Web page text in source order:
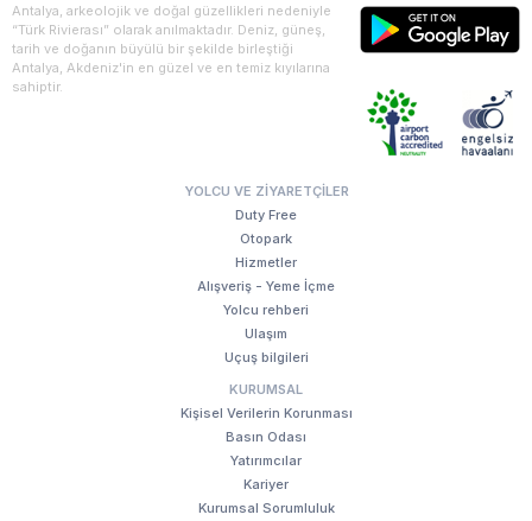
Antalya, arkeolojik ve doğal güzellikleri nedeniyle
“Türk Rivierası” olarak anılmaktadır. Deniz, güneş,
tarih ve doğanın büyülü bir şekilde birleştiği
Antalya, Akdeniz'in en güzel ve en temiz kıyılarına
sahiptir.
YOLCU VE ZIYARETÇILER
Duty Free
Otopark
Hizmetler
Alışveriş - Yeme İçme
Yolcu rehberi
Ulaşım
Uçuş bilgileri
KURUMSAL
Kişisel Verilerin Korunması
Basın Odası
Yatırımcılar
Kariyer
Kurumsal Sorumluluk